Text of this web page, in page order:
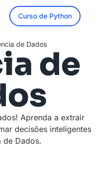
Curso de Python
de Dados
de
Aprenda a extrair
decisões inteligentes
de Dados.